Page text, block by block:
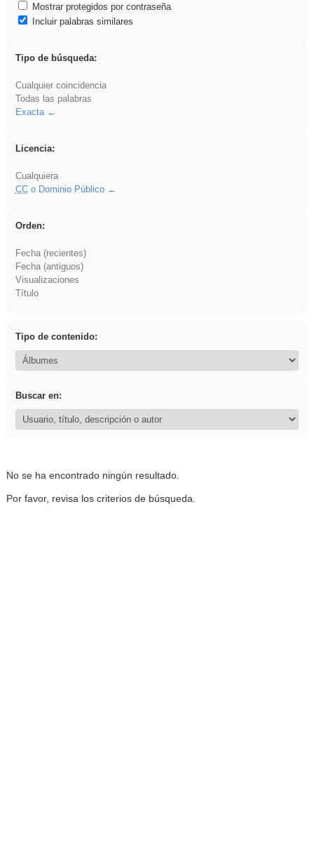
Mostrar protegidos por contraseña
Incluir palabras similares
Tipo de búsqueda:
Cualquier coincidencia
Todas las palabras
Exacta
Licencia:
Cualquiera
CCo Dominio Público
Orden:
Fecha (recientes)
Fecha (antiguos)
Visualizaciones
Título
Tipo de contenido:
Buscar en:
No se ha encontrado ningún resultado.
Por favor, revisa los criterios de búsqueda.